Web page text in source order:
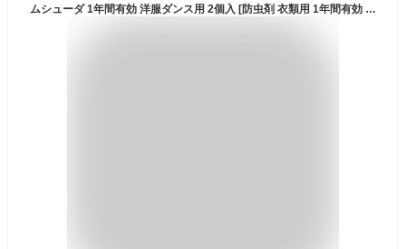
ムシューダ 1年間有効 洋服ダンス用 2個入 [防虫剤 衣類用 1年間有効 ニオイがつかない 防カビ 虫食い予防 虫よけ エステー]